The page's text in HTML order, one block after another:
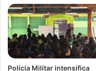
Polícia Militar intensifica